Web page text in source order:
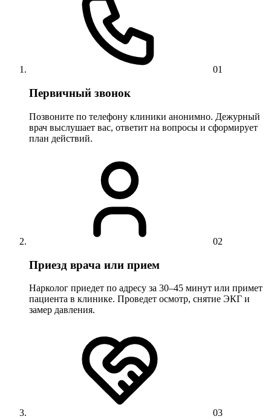
01
Первичный звонок
Позвоните по телефону клиники анонимно. Дежурный
врач выслушает вас, ответит на вопросы и сформирует
план действий.
02
Приезд врача или прием
Нарколог приедет по адресу за 30–45 минут или примет
пациента в клинике. Проведет осмотр, снятие ЭКГ и
замер давления.
03